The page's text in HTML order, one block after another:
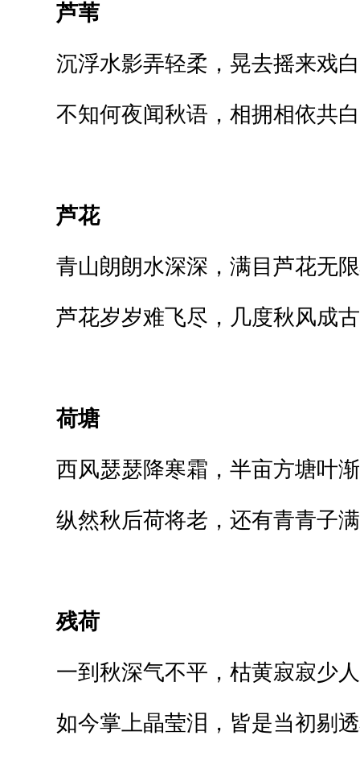
芦苇
沉浮水影弄轻柔，晃去摇来戏
不知何夜闻秋语，相拥相依共
芦花
青山朗朗水深深，满目芦花无
芦花岁岁难飞尽，几度秋风成
荷塘
西风瑟瑟降寒霜，半亩方塘叶
纵然秋后荷将老，还有青青子
残荷
一到秋深气不平，枯黄寂寂少
如今掌上晶莹泪，皆是当初剔